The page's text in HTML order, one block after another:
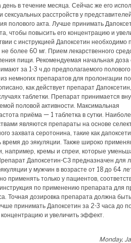
день в течение месяца. Сейчас же его
сексуальных расстройств у
полового акта. Лучше принимать
чтобы повысить его концентрацию и
с инструкцией Дапоксетин необходимо
не более 60 мг. Прием лекарственного
пищи. Рекомендуемая начальная доза
за 1-3 ч до предполагаемого полового
немногих препаратов для пролонгации
как действует препарат Дапоксетин,
таблетки. Препарат принимается
половой активности. Максимальная
приёма — 1 таблетка в сутки.
являются препараты на основе
захвата серотонина, такие как
время до эякуляции. Также широко
например, кремы и спреи, которые
Дапоксетин-СЗ предназначен для
у мужчин в возрасте от 18 до 64
применять только у пациентов,
по применению препарата для
Точная дозировка препарата должна
принимать Дапоксетин за 2-3 часа до
и увеличить эффект.
Monday,